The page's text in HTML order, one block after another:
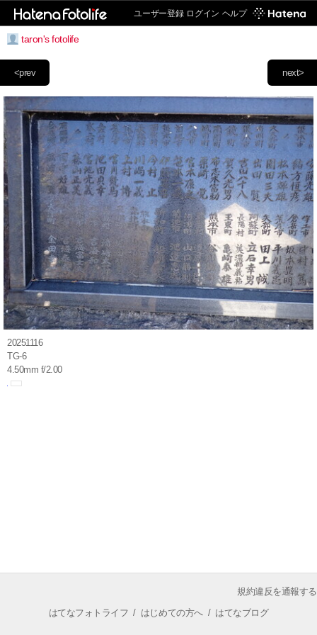
ユーザー登録 ログイン ヘルプ
taron's fotolife
next>
<prev
20251116
TG-6
4.50mm f/2.00
規約違反を通報する
はてなフォトライフ / はじめての方へ/ はてなブログ